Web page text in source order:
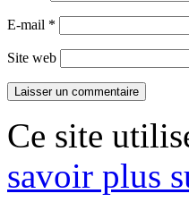
E-mail *
Site web
Ce site
savoir plus